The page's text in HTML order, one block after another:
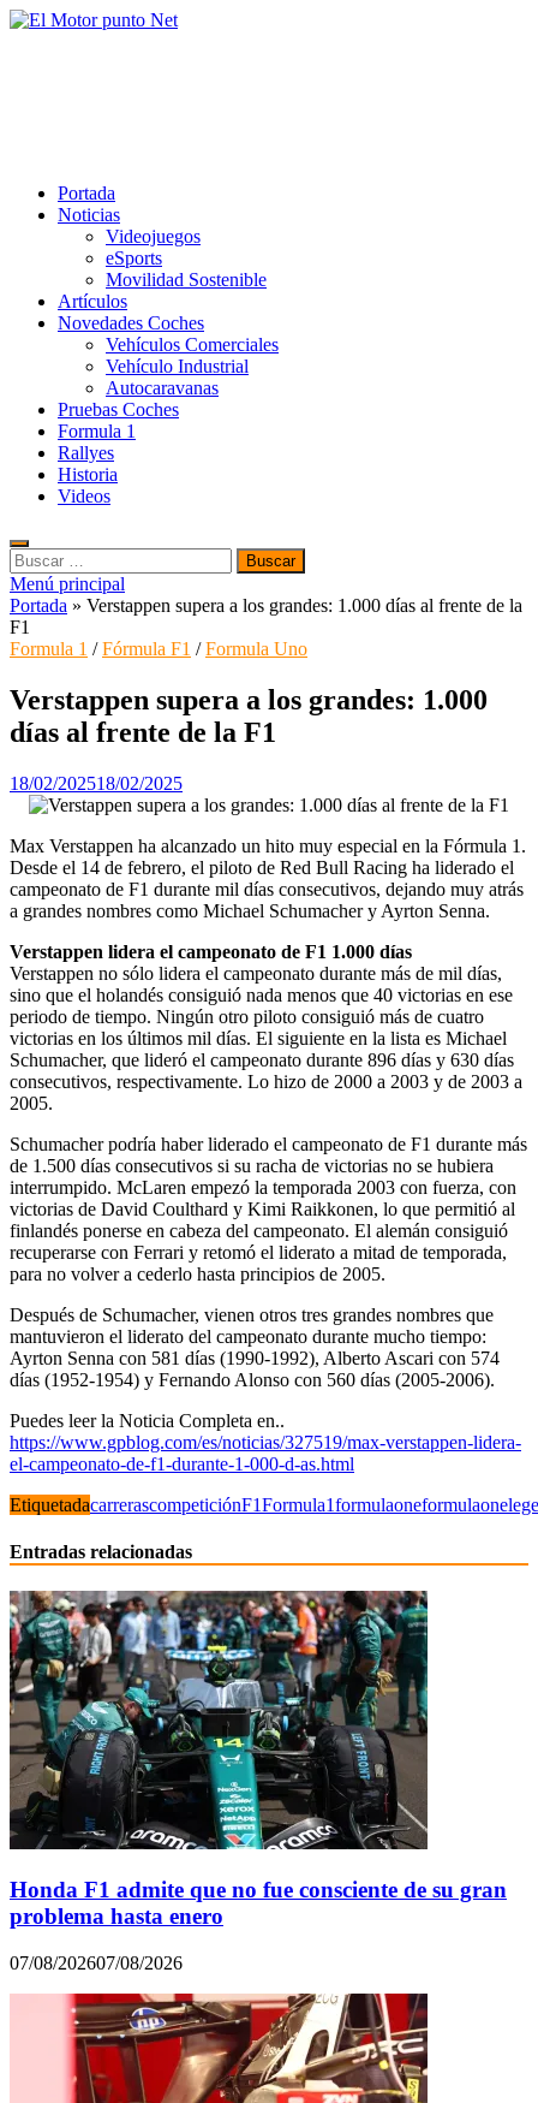
Saltar
Portada
Noticias
Videojuegos
eSports
Movilidad Sostenible
Artículos
Novedades Coches
Vehículos Comerciales
Vehículo Industrial
Autocaravanas
Pruebas Coches
Formula 1
Rallyes
Historia
Videos
Buscar:
Menú principal
Portada » Verstappen supera a los grandes: 1.000 días al frente de la
F1
Formula 1 /Fórmula F1 /Formula Uno
Verstappen supera a los grandes: 1.000
días al frente de la F1
18/02/202518/02/2025
Max Verstappen ha alcanzado un hito muy especial en la Fórmula 1.
Desde el 14 de febrero, el piloto de Red Bull Racing ha liderado el
campeonato de F1 durante mil días consecutivos, dejando muy atrás
a grandes nombres como Michael Schumacher y Ayrton Senna.
Verstappen lidera el campeonato de F1 1.000 días
Verstappen no sólo lidera el campeonato durante más de mil días,
sino que el holandés consiguió nada menos que 40 victorias en ese
periodo de tiempo. Ningún otro piloto consiguió más de cuatro
victorias en los últimos mil días. El siguiente en la lista es Michael
Schumacher, que lideró el campeonato durante 896 días y 630 días
consecutivos, respectivamente. Lo hizo de 2000 a 2003 y de 2003 a
2005.
Schumacher podría haber liderado el campeonato de F1 durante más
de 1.500 días consecutivos si su racha de victorias no se hubiera
interrumpido. McLaren empezó la temporada 2003 con fuerza, con
victorias de David Coulthard y Kimi Raikkonen, lo que permitió al
finlandés ponerse en cabeza del campeonato. El alemán consiguió
recuperarse con Ferrari y retomó el liderato a mitad de temporada,
para no volver a cederlo hasta principios de 2005.
Después de Schumacher, vienen otros tres grandes nombres que
mantuvieron el liderato del campeonato durante mucho tiempo:
Ayrton Senna con 581 días (1990-1992), Alberto Ascari con 574
días (1952-1954) y Fernando Alonso con 560 días (2005-2006).
Puedes leer la Noticia Completa en..
https://www.gpblog.com/es/noticias/327519/max-verstappen-lidera-
el-campeonato-de-f1-durante-1-000-d-as.html
EtiquetadacarrerascompeticiónF1Formula1formulaone
Entradas relacionadas
Honda F1 admite que no fue consciente de su gran
problema hasta enero
07/08/202607/08/2026